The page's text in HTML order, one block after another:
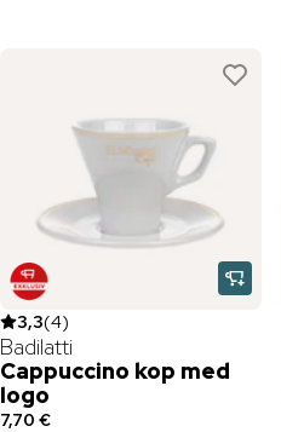
3,3(4)
Badilatti
Cappuccino kop med
logo
7,70 €